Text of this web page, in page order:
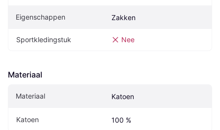
Eigenschappen Zakken
Sportkledingstuk Nee
Materiaal
Materiaal Katoen
Katoen 100 %